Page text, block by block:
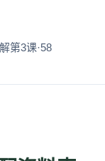
第3课·58